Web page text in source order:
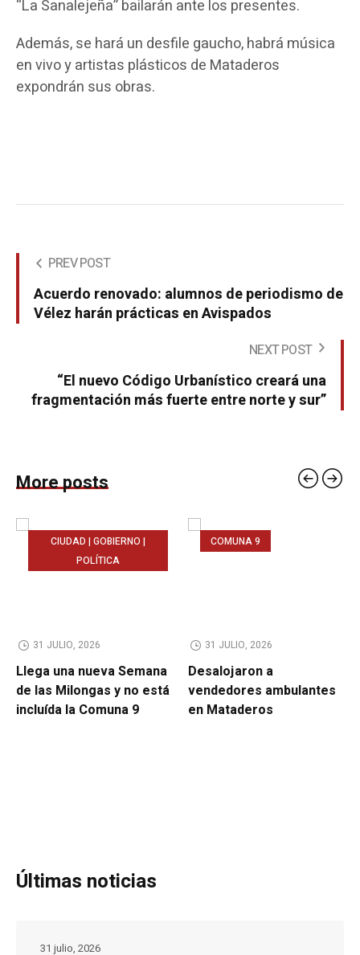
“La Sanalejeña” bailarán ante los presentes.
Además, se hará un desfile gaucho, habrá música
en vivo y artistas plásticos de Mataderos
expondrán sus obras.
PREV POST
Acuerdo renovado: alumnos de periodismo de
Vélez harán prácticas en Avispados
NEXT POST
“El nuevo Código Urbanístico creará una
fragmentación más fuerte entre norte y sur”
More posts
CIUDAD | GOBIERNO |
POLÍTICA
31 JULIO, 2026
Llega una nueva Semana
de las Milongas y no está
incluída la Comuna 9
COMUNA 9
31 JULIO, 2026
Desalojaron a
vendedores ambulantes
en Mataderos
Últimas noticias
31 julio, 2026